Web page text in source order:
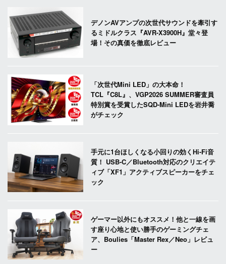
デノンAVアンプの次世代サウンドを牽引す
るミドルクラス『AVR-X3900H』堂々登
場！その真価を徹底レビュー
「次世代Mini LED」の大本命！
TCL『C8L』、VGP2026 SUMMER審査員
特別賞を受賞したSQD-Mini LEDを岩井喬
がチェック
手元に1台ほしくなる小回りの効くHi-Fi音
質！ USB-C／Bluetooth対応のクリエイテ
ィブ「XF1」アクティブスピーカーをチェ
ック
ゲーマー以外にもオススメ！他と一線を画
す座り心地と使い勝手のゲーミングチェ
ア、Boulies「Master Rex／Neo」レビュ
ー